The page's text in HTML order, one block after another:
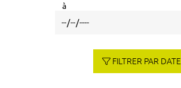
à
FILTRER PAR DATE